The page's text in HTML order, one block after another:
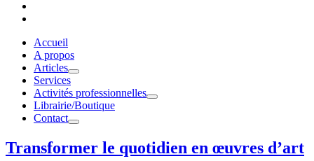
Accueil
A propos
Articles
Services
Activités professionnelles
Librairie/Boutique
Contact
Transformer le quotidien en œuvres d’art